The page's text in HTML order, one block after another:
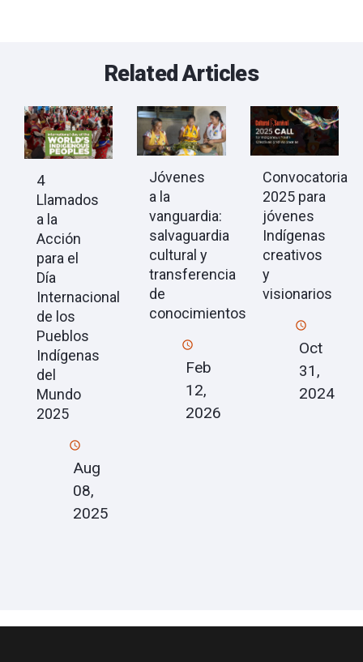
Related Articles
4
Llamados
a la
Acción
para el
Día
Internacional
de los
Pueblos
Indígenas
del
Mundo
2025
Aug
08,
2025
Jóvenes
a la
vanguardia:
salvaguardia
cultural y
transferencia
de
conocimientos
Feb
12,
2026
Convocatoria
2025 para
jóvenes
Indígenas
creativos
y
visionarios
Oct
31,
2024